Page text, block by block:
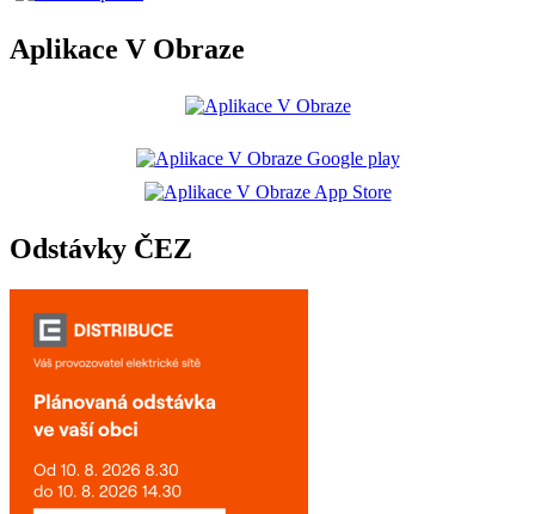
Aplikace V Obraze
Odstávky ČEZ